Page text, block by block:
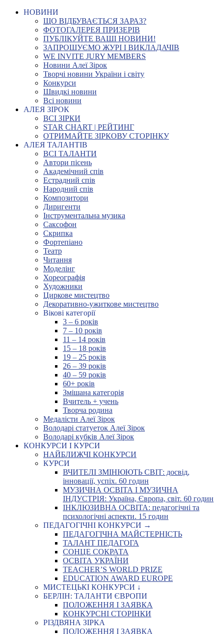
НОВИНИ
ЩО ВІДБУВАЄТЬСЯ ЗАРАЗ?
ФОТОГАЛЕРЕЯ ПРИЗЕРІВ
ПУБЛІКУЙТЕ ВАШІ НОВИНИ!
ЗАПРОШУЄМО ЖУРІ І ВИКЛАДАЧІВ
WE INVITE JURY MEMBERS
Новини Алеї Зірок
Творчі новини України і світу
Конкурси
Швидкі новини
Всі новини
АЛЕЯ ЗІРОК
ВСІ ЗІРКИ
STAR CHART | РЕЙТИНГ
ОТРИМАЙТЕ ЗІРКОВУ СТОРІНКУ
АЛЕЯ ТАЛАНТІВ
ВСІ ТАЛАНТИ
Автори пісень
Академічний спів
Естрадний спів
Народний спів
Композитори
Диригенти
Інструментальна музика
Саксофон
Скрипка
Фортепіано
Театр
Читання
Моделінг
Хореографія
Художники
Циркове мистецтво
Декоративно-ужиткове мистецтво
Вікові категорії
3 – 6 років
7 – 10 років
11 – 14 років
15 – 18 років
19 – 25 років
26 – 39 років
40 – 59 років
60+ років
Змішана категорія
Вчитель + учень
Творча родина
Медалісти Алеї Зірок
Володарі статуеток Алеї Зірок
Володарі кубків Алеї Зірок
КОНКУРСИ І КУРСИ
НАЙБЛИЖЧІ КОНКУРСИ
КУРСИ
ВЧИТЕЛІ ЗМІНЮЮТЬ СВІТ: досвід,
інновації, успіх. 60 годин
МУЗИЧНА ОСВІТА І МУЗИЧНА
ІНДУСТРІЯ: Україна, Європа, світ. 60 годин
ІНКЛЮЗИВНА ОСВІТА: педагогічні та
психологічні аспекти. 15 годин
ПЕДАГОГІЧНІ КОНКУРСИ →
ПЕДАГОГІЧНА МАЙСТЕРНІСТЬ
ТАЛАНТ ПЕДАГОГА
СОНЦЕ СОКРАТА
ОСВІТА УКРАЇНИ
TEACHER’S WORLD PRIZE
EDUCATION AWARD EUROPE
МИСТЕЦЬКІ КОНКУРСИ ↓
БЕРЛІН: ТАЛАНТИ ЄВРОПИ
ПОЛОЖЕННЯ І ЗАЯВКА
КОНКУРСНІ СТОРІНКИ
РІЗДВЯНА ЗІРКА
ПОЛОЖЕННЯ І ЗАЯВКА